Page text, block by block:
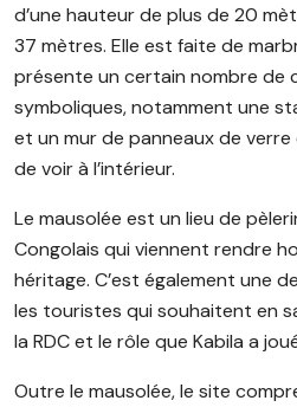
d’une hauteur de plus de 20
37 mètres. Elle est faite de
présente un certain nombre de
symboliques, notamment une
et un mur de panneaux de
de voir à l’intérieur.
Le mausolée est un lieu de
Congolais qui viennent rendre
héritage. C’est également une
les touristes qui souhaitent en
la RDC et le rôle que Kabila a
Outre le mausolée, le site